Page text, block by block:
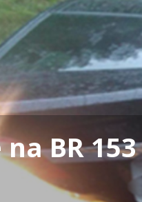
BR